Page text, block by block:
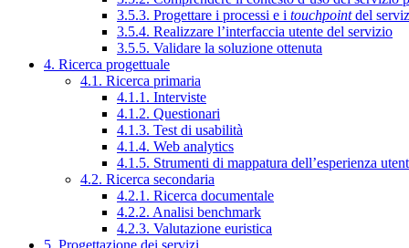
3.5.3. Progettare i processi e i touchpointdel
3.5.4. Realizzare l’interfaccia utente del servizio
3.5.5. Validare la soluzione ottenuta
4. Ricerca progettuale
4.1. Ricerca primaria
4.1.1. Interviste
4.1.2. Questionari
4.1.3. Test di usabilità
4.1.4. Web analytics
4.1.5. Strumenti di mappatura dell’esperienza
4.2. Ricerca secondaria
4.2.1. Ricerca documentale
4.2.2. Analisi benchmark
4.2.3. Valutazione euristica
5. Progettazione dei servizi